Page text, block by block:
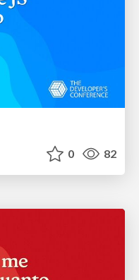
0 82